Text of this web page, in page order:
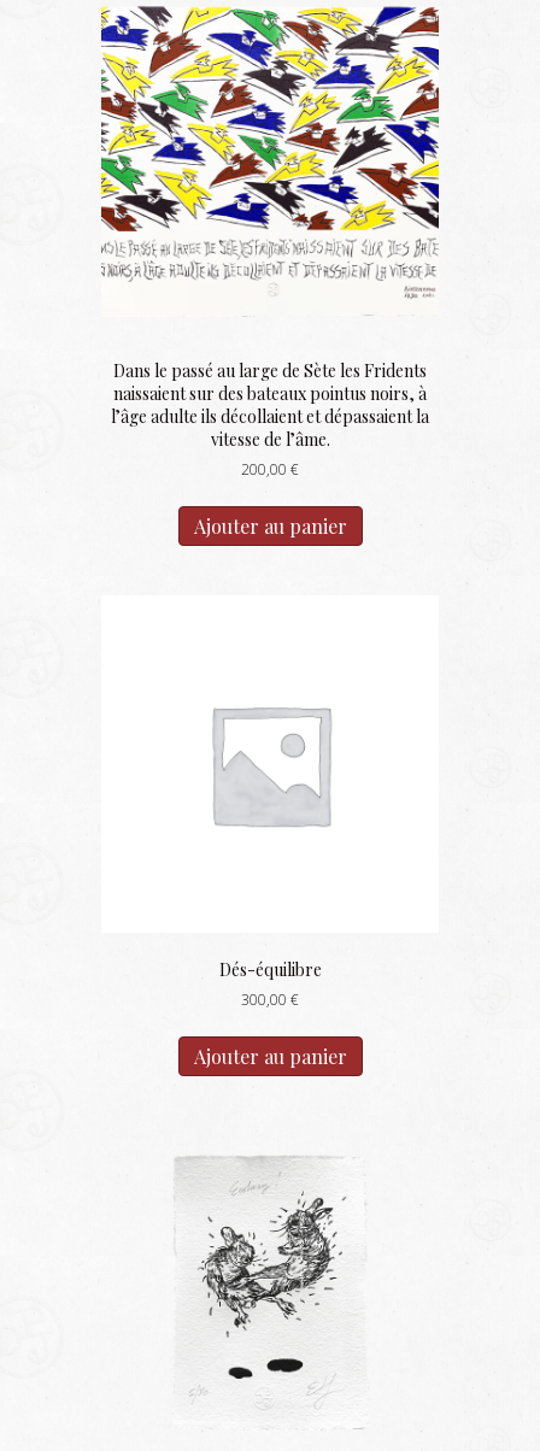
Dans le passé au large de Sète les Fridents
naissaient sur des bateaux pointus noirs, à
l’âge adulte ils décollaient et dépassaient la
vitesse de l’âme.
200,00 €
Ajouter au panier
Dés-équilibre
300,00 €
Ajouter au panier